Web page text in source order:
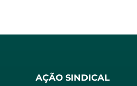
AÇÃO SINDICAL